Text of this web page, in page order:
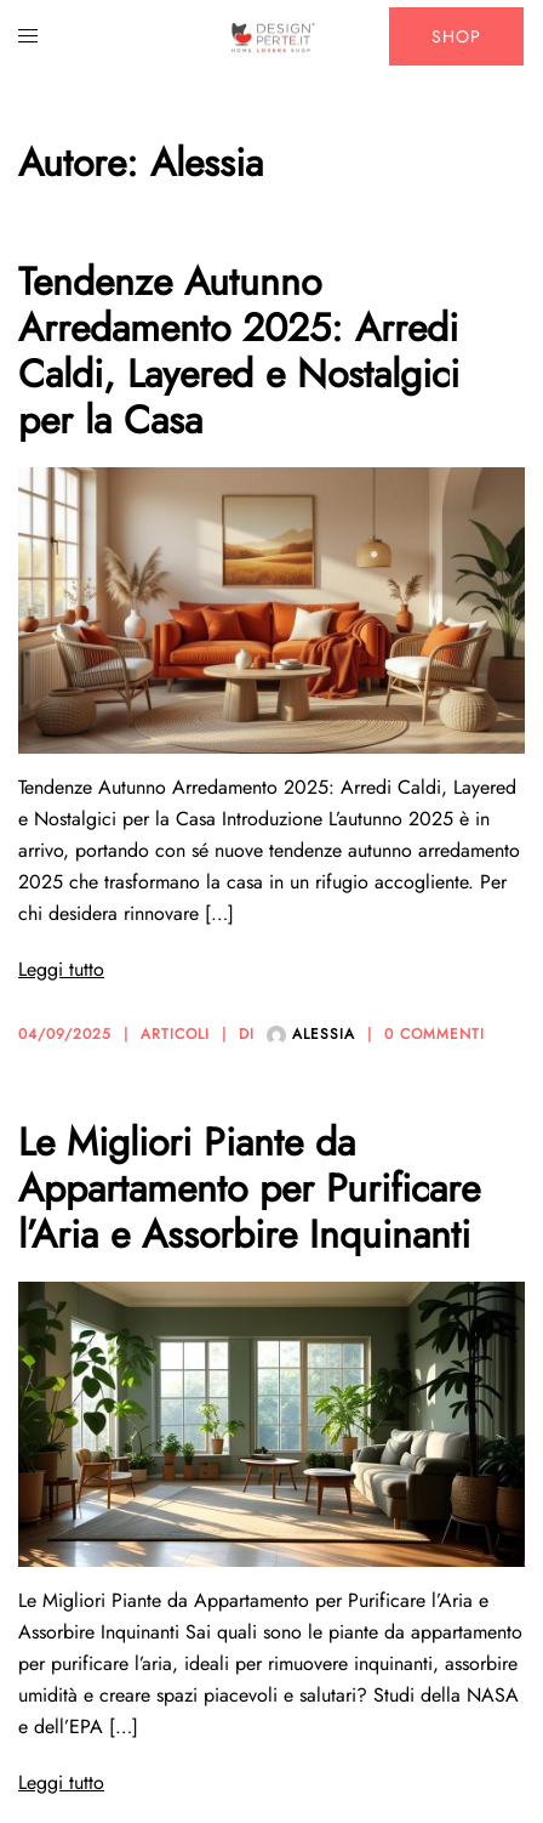
Mostra/Nascondi
SHOP
Autore: Alessia
Tendenze Autunno
Arredamento 2025: Arredi
Caldi, Layered e Nostalgici
per la Casa
Tendenze Autunno Arredamento 2025: Arredi Caldi, Layered
e Nostalgici per la Casa Introduzione L’autunno 2025 è in
arrivo, portando con sé nuove tendenze autunno arredamento
2025 che trasformano la casa in un rifugio accogliente. Per
chi desidera rinnovare […]
Leggi tutto
04/09/2025 ARTICOLI DI ALESSIA 0 COMMENTI
Le Migliori Piante da
Appartamento per Purificare
l’Aria e Assorbire Inquinanti
Le Migliori Piante da Appartamento per Purificare l’Aria e
Assorbire Inquinanti Sai quali sono le piante da appartamento
per purificare l’aria, ideali per rimuovere inquinanti, assorbire
umidità e creare spazi piacevoli e salutari? Studi della NASA
e dell’EPA […]
Leggi tutto